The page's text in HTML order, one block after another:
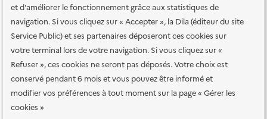
et d'améliorer le fonctionnement grâce aux statistiques de
navigation. Si vous cliquez sur « Accepter », la Dila (éditeur du site
Service Public) et ses partenaires déposeront ces cookies sur
votre terminal lors de votre navigation. Si vous cliquez sur «
Refuser », ces cookies ne seront pas déposés. Votre choix est
conservé pendant 6 mois et vous pouvez être informé et
modifier vos préférences à tout moment sur la page « Gérer les
cookies »
Plan du site Accessibilité : totalement conforme
Accessibilité des
services en ligne Mentions légales Données personnelles et sécurité
Conditions générales d'utilisation Gestion des cookies